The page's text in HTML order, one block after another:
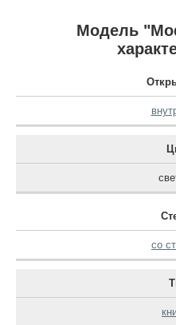
Модель
со